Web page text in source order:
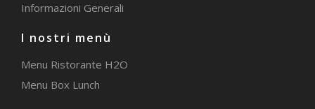
Informazioni Generali
I nostri menù
Menu Ristorante H2O
Menu Box Lunch